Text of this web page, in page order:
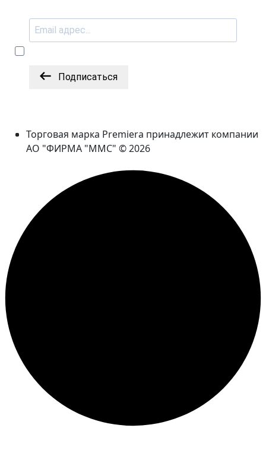
Подписаться
Торговая марка Premiera принадлежит компании
АО "ФИРМА "ММС" © 2026